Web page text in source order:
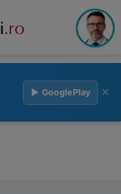
▶ GooglePlay ×